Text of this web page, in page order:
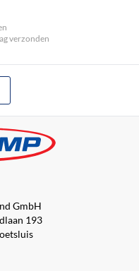
verzonden
GmbH
193